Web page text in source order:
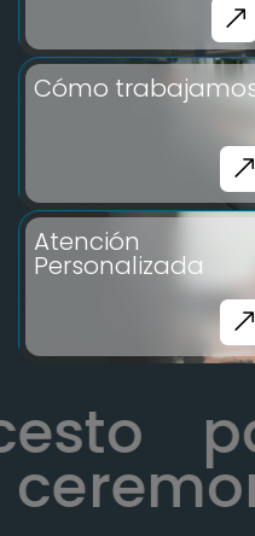
Cómo
Atención
Personalizada